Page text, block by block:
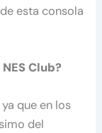
esta consola
Club?
que en los
del